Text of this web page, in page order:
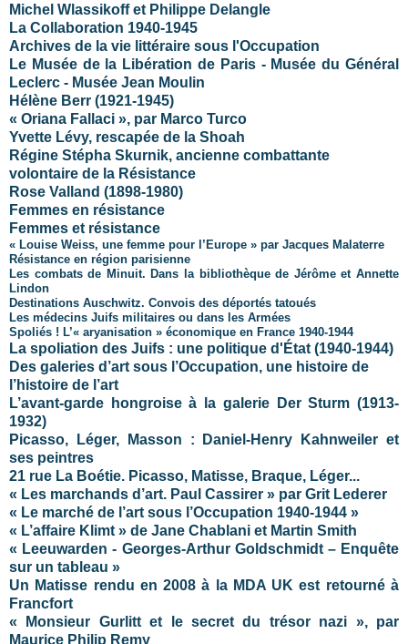
Michel Wlassikoff et Philippe Delangle
La Collaboration 1940-1945
Archives de la vie littéraire sous l'Occupation
Le Musée de la Libération de Paris - Musée du Général
Leclerc - Musée Jean Moulin
Hélène Berr (1921-1945)
« Oriana Fallaci », par Marco Turco
Yvette Lévy, rescapée de la Shoah
Régine Stépha Skurnik, ancienne combattante
volontaire de la Résistance
Rose Valland (1898-1980)
Femmes en résistance
Femmes et résistance
« Louise Weiss, une femme pour l’Europe » par Jacques Malaterre
Résistance en région parisienne
Les combats de Minuit. Dans la bibliothèque de Jérôme et Annette
Lindon
Destinations Auschwitz. Convois des déportés tatoués
Les médecins Juifs militaires ou dans les Armées
Spoliés ! L’« aryanisation » économique en France 1940-1944
La spoliation des Juifs : une politique d'État (1940-1944)
Des galeries d’art sous l’Occupation, une histoire de
l’histoire de l’art
L’avant-garde hongroise à la galerie Der Sturm (1913-
1932)
Picasso, Léger, Masson : Daniel-Henry Kahnweiler et
ses peintres
21 rue La Boétie. Picasso, Matisse, Braque, Léger...
« Les marchands d’art. Paul Cassirer » par Grit Lederer
« Le marché de l’art sous l’Occupation 1940-1944 »
« L’affaire Klimt » de Jane Chablani et Martin Smith
« Leeuwarden - Georges-Arthur Goldschmidt – Enquête
sur un tableau »
Un Matisse rendu en 2008 à la MDA UK est retourné à
Francfort
« Monsieur Gurlitt et le secret du trésor nazi », par
Maurice Philip Remy